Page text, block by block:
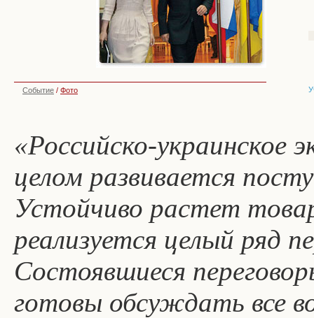
Событие / Фото
«Российско-украинское
целом развивается
Устойчиво растет
реализуется целый ряд
Состоявшиеся
готовы обсуждать все